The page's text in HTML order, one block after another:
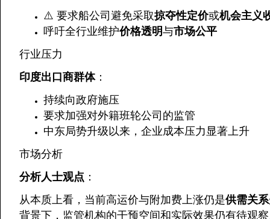
⚠️ 要求船公司避免采取掠夺性定价或机会主义
呼吁全行业维护价格透明与市场公平
行业压力
印度出口商群体：
持续向政府施压
要求加强对外籍班轮公司的监管
中东局势升级以来，企业成本压力显著上升
市场分析
分析人士观点 ：
从本质上看，当前高运价与附加费上涨仍是供需关
背景下，监管机构的干预空间和实际效果仍有待观